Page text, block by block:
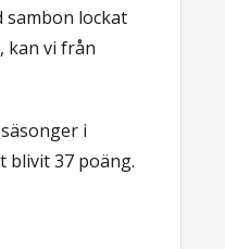
sambon lockat
kan vi från
i
blivit 37 poäng.